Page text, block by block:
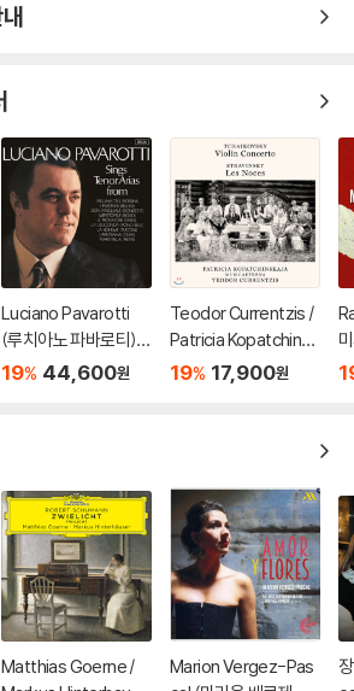
Luciano Pavarotti
(루치아노 파바로티) -
이탈리아 오페라 리마
19% 44,600원
Teodor Currentzis /
Patricia Kopatchinsk
aja 차이코프스키: 바이
19% 17,900원
Matthias Goerne /
Marion Vergez-Pas